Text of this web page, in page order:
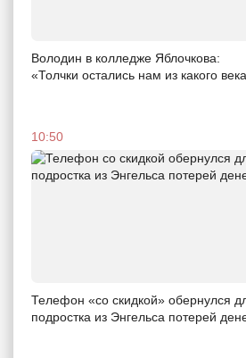
Володин в колледже Яблочкова:
«Толчки остались нам из какого
10:50
Телефон «со скидкой» обернулся
подростка из Энгельса потерей